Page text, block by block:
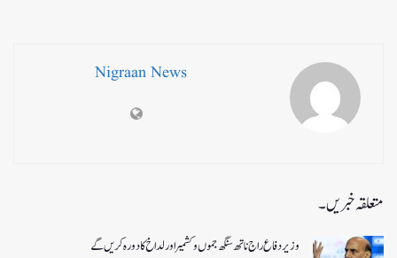
Nigraan News
متعلقہ خبریں۔
وزیر دفاع راج ناتھ سنگھ جموں و کشمیر اور لداخ کا دورہ کریں گے